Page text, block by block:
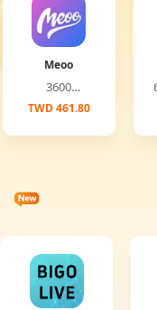
Meoo
3600
Diamonds
TWD 461.80